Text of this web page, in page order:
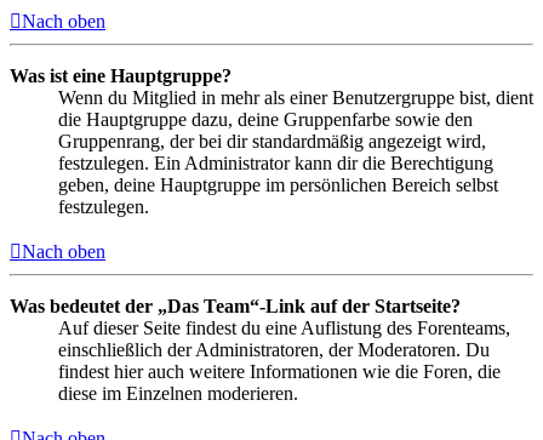
Nach oben
Was ist eine Hauptgruppe?
Wenn du Mitglied in mehr als einer Benutzergruppe bist, dient
die Hauptgruppe dazu, deine Gruppenfarbe sowie den
Gruppenrang, der bei dir standardmäßig angezeigt wird,
festzulegen. Ein Administrator kann dir die Berechtigung
geben, deine Hauptgruppe im persönlichen Bereich selbst
festzulegen.
Nach oben
Was bedeutet der „Das Team“-Link auf der Startseite?
Auf dieser Seite findest du eine Auflistung des Forenteams,
einschließlich der Administratoren, der Moderatoren. Du
findest hier auch weitere Informationen wie die Foren, die
diese im Einzelnen moderieren.